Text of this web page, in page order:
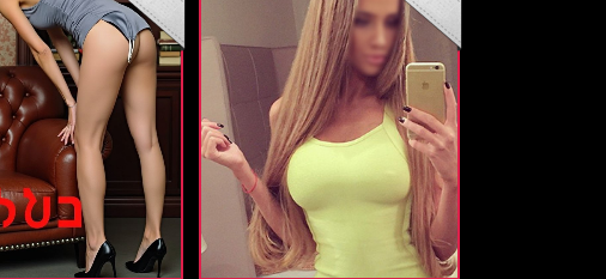
+14
+10